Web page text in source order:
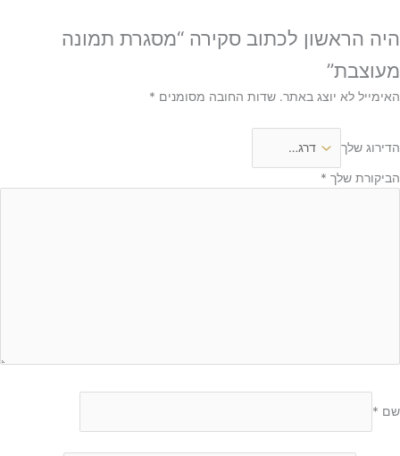
היה הראשון לכתוב סקירה “מסגרת תמונה
מעוצבת”
האימייל לא יוצג באתר. שדות החובה מסומנים *
הדירוג שלך
הביקורת שלך *
שם *